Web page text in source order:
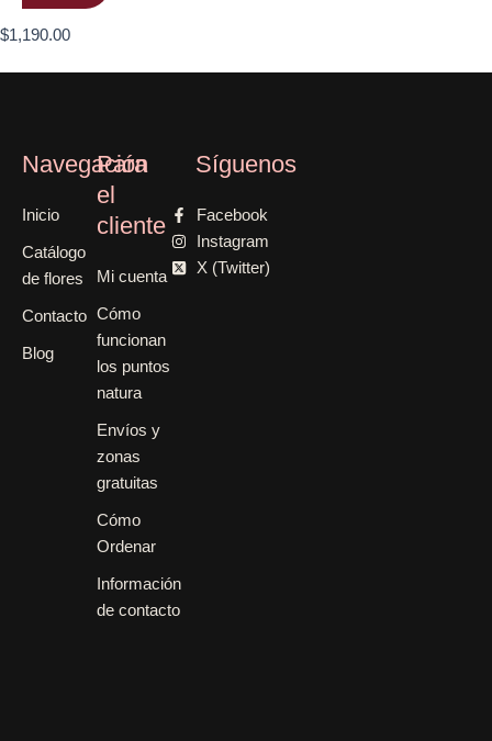
$1,190.00
Navegación
Inicio
Catálogo
de flores
Contacto
Blog
Para
el
cliente
Mi cuenta
Cómo
funcionan
los puntos
natura
Envíos y
zonas
gratuitas
Cómo
Ordenar
Información
de contacto
Síguenos
Facebook
Instagram
X (Twitter)